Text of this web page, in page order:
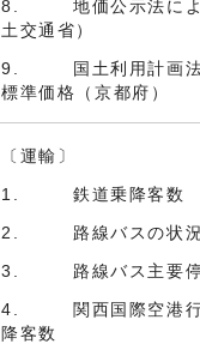
8. 地価公示法によ
土交通省）
9. 国土利用計画法
標準価格（京都府）
〔運輸〕
1. 鉄道乗降客数
2. 路線バスの状況
3. 路線バス主要停
4. 関西国際空港行
降客数